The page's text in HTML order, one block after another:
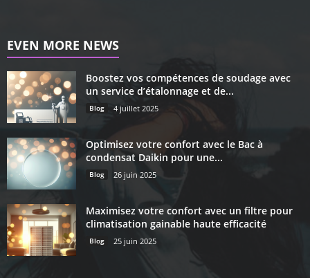
EVEN MORE NEWS
Boostez vos compétences de soudage avec
un service d’étalonnage et de...
Blog 4 juillet 2025
Optimisez votre confort avec le Bac à
condensat Daikin pour une...
Blog 26 juin 2025
Maximisez votre confort avec un filtre pour
climatisation gainable haute efficacité
Blog 25 juin 2025